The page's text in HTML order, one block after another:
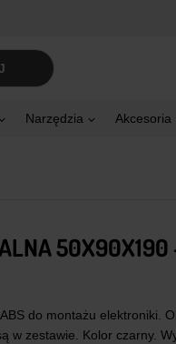
Narzędzia Akcesoria
50X90X190
do montażu elektroniki.
w zestawie. Kolor czarny.